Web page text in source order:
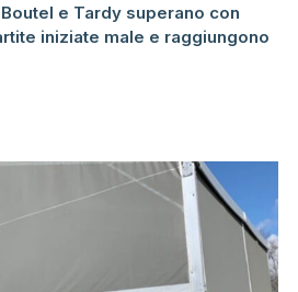
e Tardy superano con
iniziate male e raggiungono